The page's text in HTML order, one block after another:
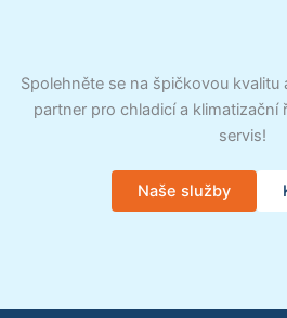
Spolehněte se na špičkovou
partner pro chladicí a klimatizační
servis!
Naše služby